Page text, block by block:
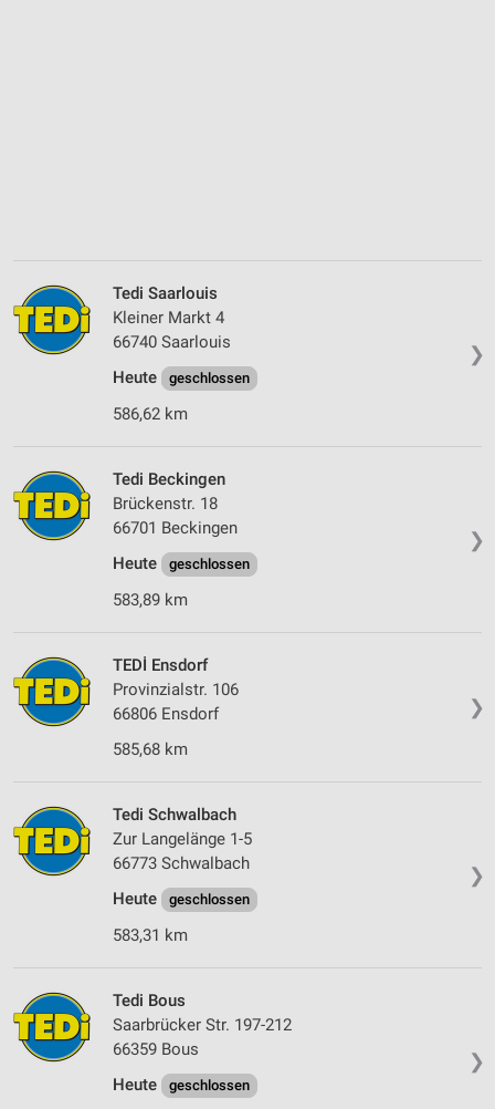
❯
Tedi Saarlouis
Kleiner Markt 4
66740 Saarlouis
Heute
geschlossen
586,62 km
❯
Tedi Beckingen
Brückenstr. 18
66701 Beckingen
Heute
geschlossen
583,89 km
❯
TEDİ Ensdorf
Provinzialstr. 106
66806 Ensdorf
585,68 km
❯
Tedi Schwalbach
Zur Langelänge 1-5
66773 Schwalbach
Heute
geschlossen
583,31 km
❯
Tedi Bous
Saarbrücker Str. 197-212
66359 Bous
Heute
geschlossen